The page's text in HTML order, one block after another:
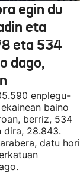
egin du
eta
eta 534
dago,
enplegu-
baino
berriz, 534
dira, 28.843.
datu hori